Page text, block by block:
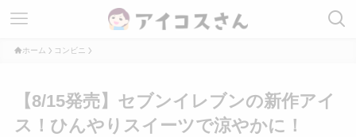
ホーム コンビニ
【8/15発売】セブンイレブンの新作アイ
ス！ひんやりスイーツで涼やかに！